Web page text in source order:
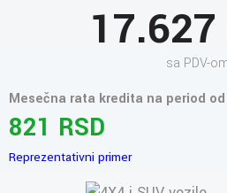
17.627
sa PDV-
Mesečna rata kredita na period od
821 RSD
Reprezentativni primer